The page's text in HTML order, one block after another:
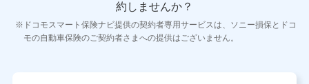
【共同して利用する者の範囲】
当社
約しませんか？
ドコモスマート保険ナビ提供の契約者専用サービスは、ソニー損保とドコ
モの自動車保険のご契約者さまへの提供はございません。